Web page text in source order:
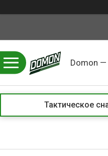
Domon —
Тактическое